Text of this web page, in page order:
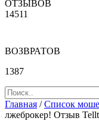
ОТЗЫВОВ
14511
ВОЗВРАТОВ
1387
Главная /Список
лжеброкер! Отзыв